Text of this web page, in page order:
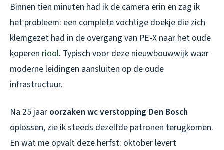
Binnen tien minuten had ik de camera erin en zag ik
het probleem: een complete vochtige doekje die zich
klemgezet had in de overgang van PE-X naar het oude
koperen riool. Typisch voor deze nieuwbouwwijk waar
moderne leidingen aansluiten op de oude
infrastructuur.
Na 25 jaar oorzaken wc verstopping Den Bosch
oplossen, zie ik steeds dezelfde patronen terugkomen.
En wat me opvalt deze herfst: oktober levert